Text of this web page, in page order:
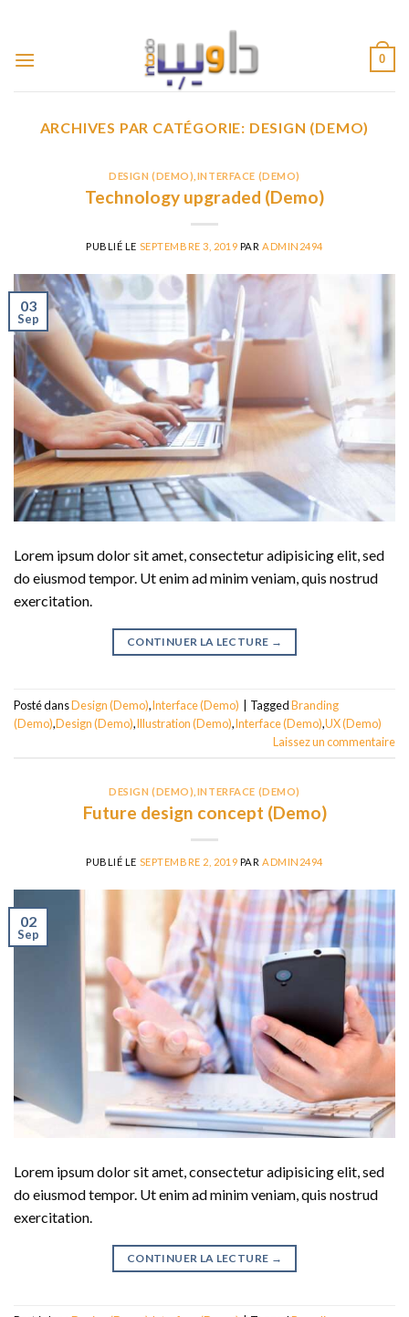
contenu
0
ARCHIVES PAR CATÉGORIE: DESIGN (DEMO)
DESIGN (DEMO) INTERFACE (DEMO)
Technology upgraded (Demo)
PUBLIÉ LE SEPTEMBRE 3, 2019 PAR ADMIN2494
03
Sep
Lorem ipsum dolor sit amet, consectetur adipisicing elit, sed
do eiusmod tempor. Ut enim ad minim veniam, quis nostrud
exercitation.
CONTINUER LA LECTURE →
Posté dansDesign (Demo),Interface (Demo) TaggedBranding
(Demo),Design (Demo),Illustration (Demo),Interface (Demo),UX (Demo)
Laissez un commentaire
DESIGN (DEMO) INTERFACE (DEMO)
Future design concept (Demo)
PUBLIÉ LE SEPTEMBRE 2, 2019 PAR ADMIN2494
02
Sep
Lorem ipsum dolor sit amet, consectetur adipisicing elit, sed
do eiusmod tempor. Ut enim ad minim veniam, quis nostrud
exercitation.
CONTINUER LA LECTURE →